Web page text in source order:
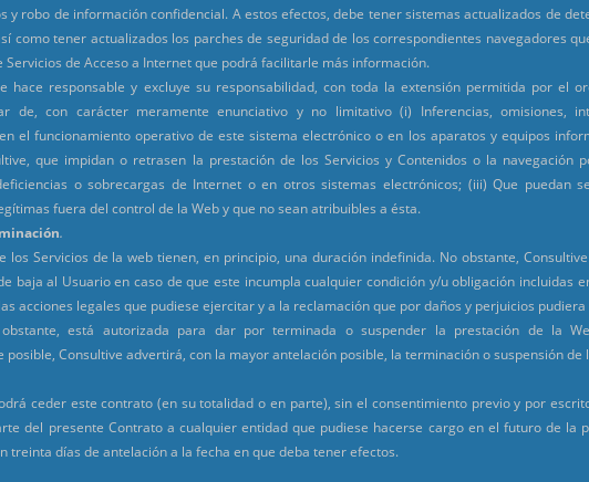
y robo de información confidencial. A estos efectos, debe tener sistemas actualizados de
como tener actualizados los parches de seguridad de los correspondientes navegadores
Servicios de Acceso a Internet que podrá facilitarle más información.
hace responsable y excluye su responsabilidad, con toda la extensión permitida por el
de, con carácter meramente enunciativo y no limitativo (i) Inferencias, omisiones,
el funcionamiento operativo de este sistema electrónico o en los aparatos y equipos
que impidan o retrasen la prestación de los Servicios y Contenidos o la navegación
o sobrecargas de Internet o en otros sistemas electrónicos; (iii) Que puedan
fuera del control de la Web y que no sean atribuibles a ésta.
.
los Servicios de la web tienen, en principio, una duración indefinida. No obstante,
baja al Usuario en caso de que este incumpla cualquier condición y/u obligación incluidas
acciones legales que pudiese ejercitar y a la reclamación que por daños y perjuicios
está autorizada para dar por terminada o suspender la prestación de la
posible, Consultive advertirá, con la mayor antelación posible, la terminación o suspensión de
ceder este contrato (en su totalidad o en parte), sin el consentimiento previo y por
del presente Contrato a cualquier entidad que pudiese hacerse cargo en el futuro de la
treinta días de antelación a la fecha en que deba tener efectos.